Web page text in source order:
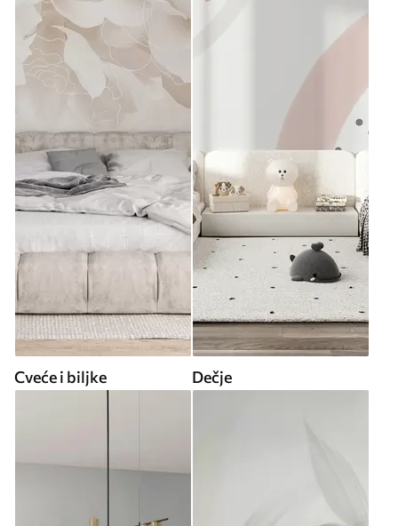
Cveće i biljke Dečje